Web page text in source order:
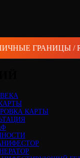
ГРАНИЦЫ /
КАРТЫ